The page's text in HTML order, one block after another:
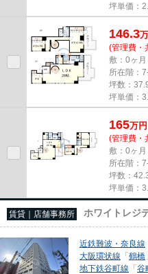
坪単価：
146.3万
(管理費・
敷：0ヶ
所在階：
坪数：
坪単価：
165万円
(管理費・
敷：0ヶ
所在階：
坪数：
坪単価：
賃貸｜店舗事務所 ホワイトレジ
近鉄難波・奈良線
大阪環状線 「鶴橋
地下鉄谷町線 「谷